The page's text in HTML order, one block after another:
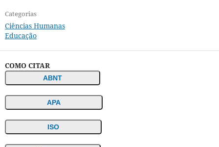
Categorias
Ciências Humanas
Educação
COMO CITAR
ABNT
APA
ISO